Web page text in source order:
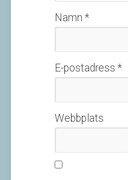
Namn *
E-postadress *
Webbplats